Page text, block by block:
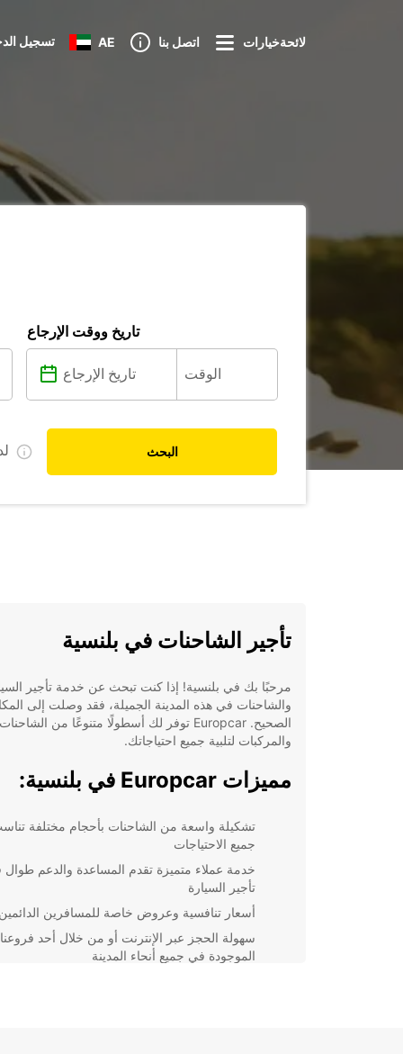
تسجيل AE اتصل بنا لائحةخيارات
تاريخ ووقت الإرجاع
البحث
تأجير الشاحنات في بلنسية
مرحبًا بك في بلنسية! إذا كنت تبحث عن خدمة تأجير
والشاحنات في هذه المدينة الجميلة، فقد وصلت إلى
الصحيح. Europcar توفر لك أسطولًا متنوعًا من الشاحنات
والمركبات لتلبية جميع احتياجاتك.
مميزات Europcar في بلنسية:
تشكيلة واسعة من الشاحنات بأحجام مختلفة
جميع الاحتياجات
خدمة عملاء متميزة تقدم المساعدة والدعم طوال
تأجير السيارة
أسعار تنافسية وعروض خاصة للمسافرين الدائمين
سهولة الحجز عبر الإنترنت أو من خلال أحد فروعنا
الموجودة في جميع أنحاء المدينة